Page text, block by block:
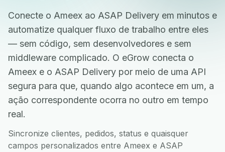
Conecte o Ameex ao ASAP Delivery em minutos e
automatize qualquer fluxo de trabalho entre eles
— sem código, sem desenvolvedores e sem
middleware complicado. O eGrow conecta o
Ameex e o ASAP Delivery por meio de uma API
segura para que, quando algo acontece em um, a
ação correspondente ocorra no outro em tempo
real.
Sincronize clientes, pedidos, status e quaisquer
campos personalizados entre Ameex e ASAP